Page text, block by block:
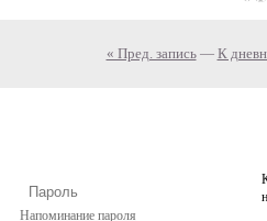
« Пред. запись— К
Напоминание пароля